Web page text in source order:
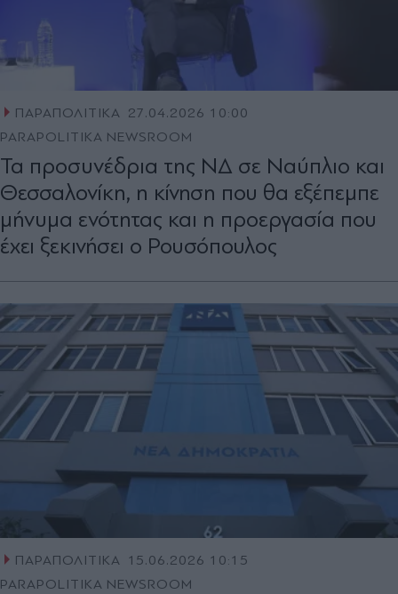
ΠΑΡΑΠΟΛΙΤΙΚΑ
27.04.2026 10:00
PARAPOLITIKA NEWSROOM
Τα προσυνέδρια της ΝΔ σε Ναύπλιο και
Θεσσαλονίκη, η κίνηση που θα εξέπεμπε
μήνυμα ενότητας και η προεργασία που
έχει ξεκινήσει ο Ρουσόπουλος
ΠΑΡΑΠΟΛΙΤΙΚΑ 15.06.2026 10:15
PARAPOLITIKA NEWSROOM